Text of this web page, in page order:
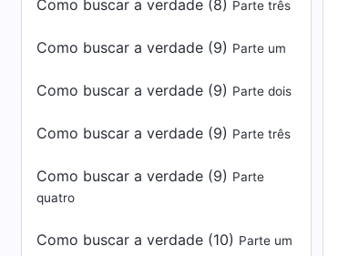
Como buscar a verdade (8) Parte três
Como buscar a verdade (9) Parte um
Como buscar a verdade (9) Parte dois
Como buscar a verdade (9) Parte três
Como buscar a verdade (9) Parte
quatro
Como buscar a verdade (10) Parte um